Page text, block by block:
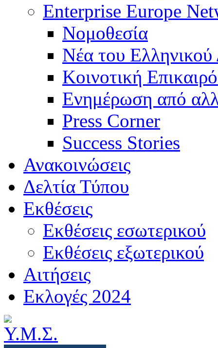
Enterprise Europe
Νομοθεσία
Νέα του Ελληνικού
Κοινοτική
Ενημέρωση από
Press Corner
Success Stories
Ανακοινώσεις
Δελτία Τύπου
Εκθέσεις
Εκθέσεις εσωτερικού
Εκθέσεις εξωτερικού
Αιτήσεις
Εκλογές 2024